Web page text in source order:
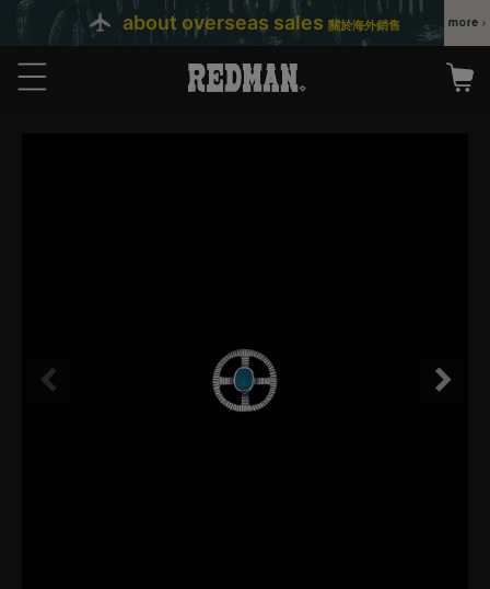
about overseas sales 關於海外銷售